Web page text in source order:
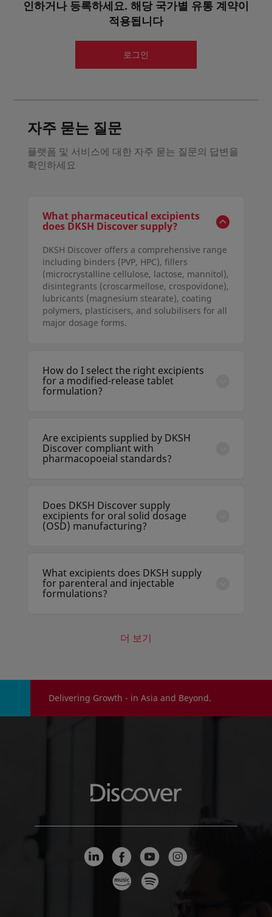
세부정보 보기
인하거나 등록하세요. 해당 국가별 유통 계약이
적용됩니다
로그인
자주 묻는 질문
플랫폼 및 서비스에 대한 자주 묻는 질문의 답변을
확인하세요
What pharmaceutical excipients
does DKSH Discover supply?
DKSH Discover offers a comprehensive range
including binders (PVP, HPC), fillers
(microcrystalline cellulose, lactose, mannitol),
disintegrants (croscarmellose, crospovidone),
lubricants (magnesium stearate), coating
polymers, plasticisers, and solubilisers for all
major dosage forms.
How do I select the right excipients
for a modified-release tablet
formulation?
Kollicoat), and osmotic pump components
tailored to your target release profile and
regulatory expectations.
Are excipients supplied by DKSH
Discover compliant with
pharmacopoeial standards?
CoA, pharmacopoeial certificates, and
TSE/BSE declarations are available upon
request.
Does DKSH Discover supply
excipients for oral solid dosage
(OSD) manufacturing?
technical support for formulation
optimisation and process scale-up.
What excipients does DKSH supply
for parenteral and injectable
formulations?
and mannitol meeting parenteral purity
더 보기
Delivering Growth - in Asia and Beyond.